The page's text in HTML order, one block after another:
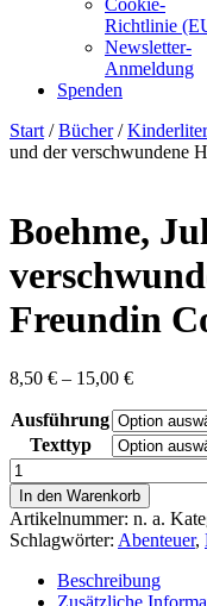
Cookie-
Richtlinie
Newsletter-
Anmeldung
Spenden
Skip
to
Start /Bücher/
und der verschwundene
Boehme,
Freundin
8,50 € – 15,00 €
bis
15,00 €
Ausführung
Texttyp
Boehme,
Julia:
Conni
und
der
verschwundene
Hund
In den Warenkorb
Artikelnummer: n. a.
Schlagwörter: Abenteuer,
Beschreibung
Zusätzliche